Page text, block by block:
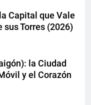
Capital que Vale
sus Torres (2026)
la Ciudad
y el Corazón